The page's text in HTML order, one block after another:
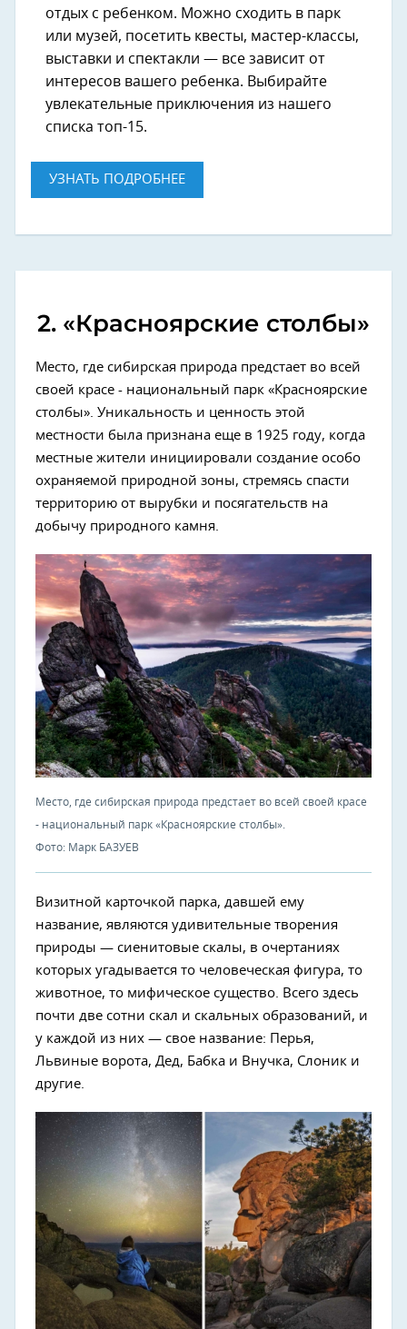
отдых с ребенком. Можно сходить в парк
или музей, посетить квесты, мастер-классы,
выставки и спектакли — все зависит от
интересов вашего ребенка. Выбирайте
увлекательные приключения из нашего
списка топ-15.
УЗНАТЬ ПОДРОБНЕЕ
2. «Красноярские столбы»
Место, где сибирская природа предстает во всей
своей красе - национальный парк «Красноярские
столбы». Уникальность и ценность этой
местности была признана еще в 1925 году, когда
местные жители инициировали создание особо
охраняемой природной зоны, стремясь спасти
территорию от вырубки и посягательств на
добычу природного камня.
Место, где сибирская природа предстает во всей своей красе
- национальный парк «Красноярские столбы».
Фото: Марк БАЗУЕВ
Визитной карточкой парка, давшей ему
название, являются удивительные творения
природы — сиенитовые скалы, в очертаниях
которых угадывается то человеческая фигура, то
животное, то мифическое существо. Всего здесь
почти две сотни скал и скальных образований, и
у каждой из них — свое название: Перья,
Львиные ворота, Дед, Бабка и Внучка, Слоник и
другие.